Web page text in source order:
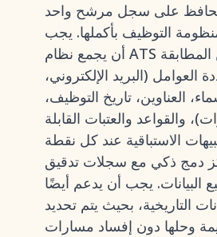
تحافظ على سجل مرشح واحد
التوظيف بأكملها. يجب
أن يجمع نظام ATS الحديث بين المطابقة
العوامل (البريد الإلكتروني،
العناوين، تاريخ التوظيف،
والقواعد والعتبات القابلة
الاستباقية عند كل نقطة
دمج ذكي مع سجلات تدقيق
البيانات. يجب أن يدعم أيضًا
التاريخية، بحيث يتم تحديد
وحلها دون إفساد مسارات